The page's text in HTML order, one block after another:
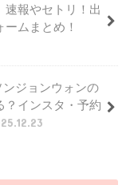
速報やセトリ！出
ムまとめ！
ジョンウォンの
？インスタ・予約